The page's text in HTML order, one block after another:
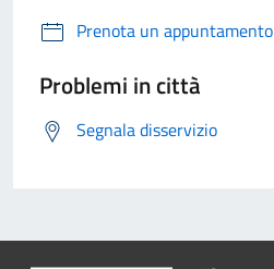
Prenota un appuntamento
Problemi in città
Segnala disservizio